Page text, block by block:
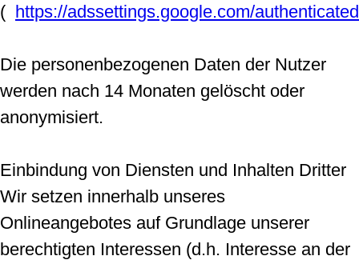
( https://adssettings.google.com/authenticated
Die personenbezogenen Daten der Nutzer
werden nach 14 Monaten gelöscht oder
anonymisiert.
Einbindung von Diensten und Inhalten Dritter
Wir setzen innerhalb unseres
Onlineangebotes auf Grundlage unserer
berechtigten Interessen (d.h. Interesse an der